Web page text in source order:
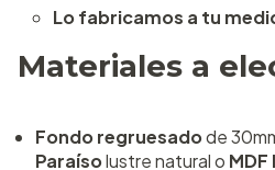
Lo fabricamos a tu
Materiales a
Fondo regruesadode
Paraísolustre natural o